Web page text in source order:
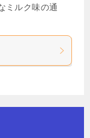
ミルク味の通